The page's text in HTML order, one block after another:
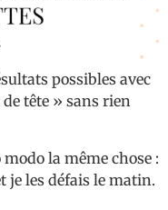
possibles avec
tête » sans rien
la même chose :
je les défais le matin.